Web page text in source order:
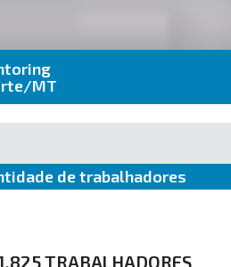
MT
de trabalhadores
TRABALHADORES